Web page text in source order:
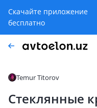
Скачайте приложение
бесплатно
Temur Titorov
Стеклянные